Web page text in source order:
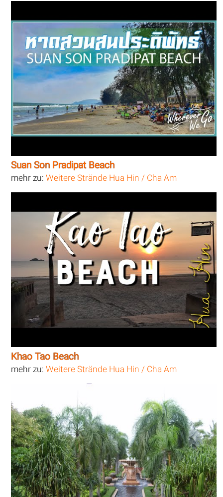
Suan Son Pradipat Beach
mehr zu:Weitere Strände Hua Hin / Cha Am
Khao Tao Beach
mehr zu:Weitere Strände Hua Hin / Cha Am